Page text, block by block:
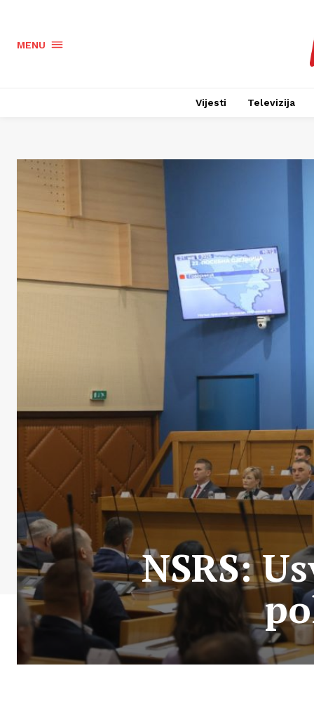
MENU
Vijesti Televizija
NSRS: